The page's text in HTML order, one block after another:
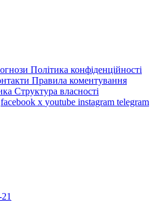
Політика конфіденційності
Правила коментування
Структура власності
facebook x youtube instagram telegram